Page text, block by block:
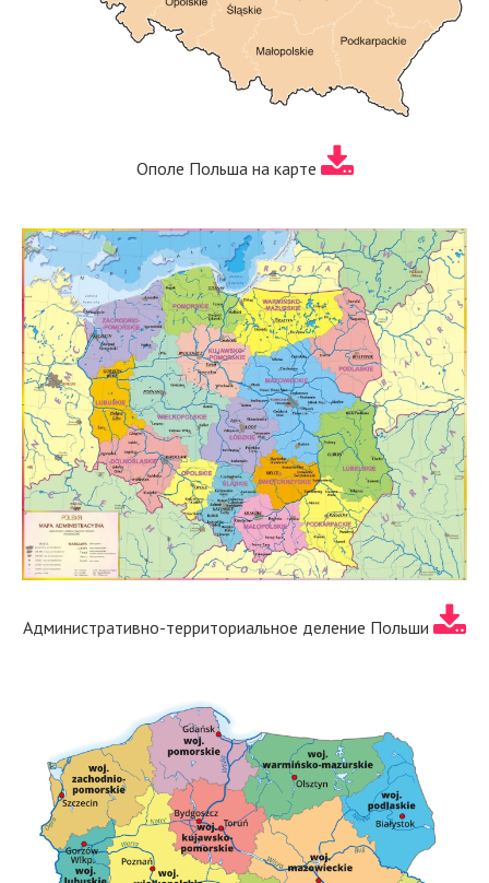
Ополе Польша на карте
Административно-территориальное деление Польши